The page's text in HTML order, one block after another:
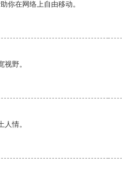
你在网络上自由移动。
野。
情。